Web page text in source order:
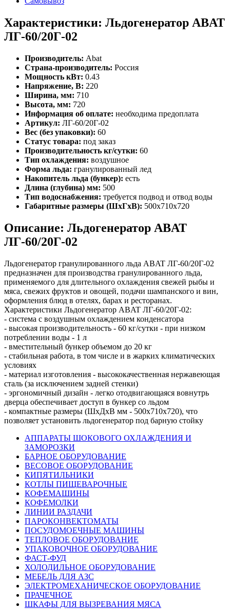
Характеристики: Льдогенератор ABAT
ЛГ-60/20Г-02
Производитель: Abat
Страна-производитель: Россия
Мощность кВт: 0.43
Напряжение, В: 220
Ширина, мм: 710
Высота, мм: 720
Информация об оплате: необходима предоплата
Артикул: ЛГ-60/20Г-02
Вес (без упаковки): 60
Статус товара: под заказ
Производительность кг/сутки: 60
Тип охлаждения: воздушное
Форма льда: гранулированный лед
Накопитель льда (бункер): есть
Длина (глубина) мм: 500
Тип водоснабжения: требуется подвод и отвод воды
Габаритные размеры (ШхГхВ): 500x710x720
Описание: Льдогенератор ABAT
ЛГ-60/20Г-02
Льдогенератор гранулированного льда ABAT ЛГ-60/20Г-02
предназначен для производства гранулированного льда,
применяемого для длительного охлаждения свежей рыбы и
мяса, свежих фруктов и овощей, подачи шампанского и вин,
оформления блюд в отелях, барах и ресторанах.
Характеристики Льдогенератор ABAT ЛГ-60/20Г-02:
- система с воздушным охлаждением конденсатора
- высокая производительность - 60 кг/сутки - при низком
потреблении воды - 1 л
- вместительный бункер объемом до 20 кг
- стабильная работа, в том числе и в жарких климатических
условиях
- материал изготовления - высококачественная нержавеющая
сталь (за исключением задней стенки)
- эргономичный дизайн - легко отодвигающаяся вовнутрь
дверца обеспечивает доступ в бункер со льдом
- компактные размеры (ШxДxВ мм - 500x710x720), что
позволяет установить льдогенератор под барную стойку
АППАРАТЫ ШОКОВОГО ОХЛАЖДЕНИЯ И
ЗАМОРОЗКИ
БАРНОЕ ОБОРУДОВАНИЕ
ВЕСОВОЕ ОБОРУДОВАНИЕ
КИПЯТИЛЬНИКИ
КОТЛЫ ПИЩЕВАРОЧНЫЕ
КОФЕМАШИНЫ
КОФЕМОЛКИ
ЛИНИИ РАЗДАЧИ
ПАРОКОНВЕКТОМАТЫ
ПОСУДОМОЕЧНЫЕ МАШИНЫ
ТЕПЛОВОЕ ОБОРУДОВАНИЕ
УПАКОВОЧНОЕ ОБОРУДОВАНИЕ
ФАСТ-ФУД
ХОЛОДИЛЬНОЕ ОБОРУДОВАНИЕ
МЕБЕЛЬ ДЛЯ АЗС
ЭЛЕКТРОМЕХАНИЧЕСКОЕ ОБОРУДОВАНИЕ
ПРАЧЕЧНОЕ
ШКАФЫ ДЛЯ ВЫЗРЕВАНИЯ МЯСА